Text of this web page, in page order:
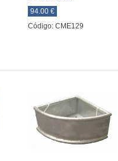
94.00 €
Código: CME129